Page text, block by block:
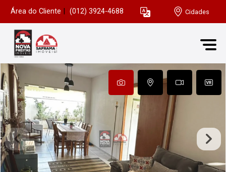
Área do Cliente (012) 3924-4688 Cidades